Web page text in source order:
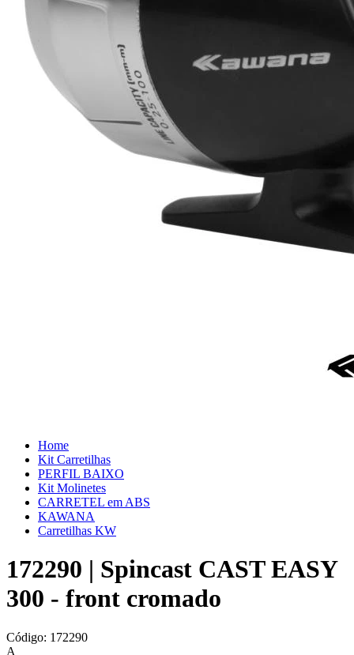
Home
Kit Carretilhas
PERFIL BAIXO
Kit Molinetes
CARRETEL em ABS
KAWANA
Carretilhas KW
172290 | Spincast CAST EASY
300 - front cromado
Código: 172290
A